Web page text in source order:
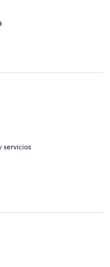
servicios